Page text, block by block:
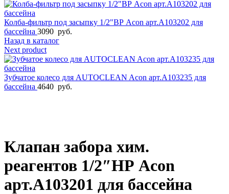
Колба-фильтр под засыпку 1/2"ВР Acon арт.A103202 для
бассейна 3090 руб.
Назад в каталог
Next product
Зубчатое колесо для AUTOCLEAN Acon арт.A103235 для
бассейна 4640 руб.
Клапан забора хим.
реагентов 1/2″НР Acon
арт.A103201 для бассейна